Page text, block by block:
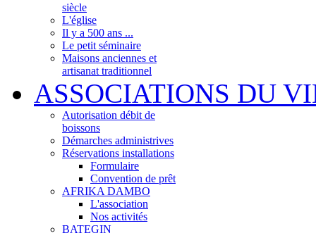
siècle
L'église
Il y a 500 ans ...
Le petit séminaire
Maisons anciennes et
artisanat traditionnel
ASSOCIATIONS DU
Autorisation débit de
boissons
Démarches administrives
Réservations installations
Formulaire
Convention de prêt
AFRIKA DAMBO
L'association
Nos activités
BATEGIN